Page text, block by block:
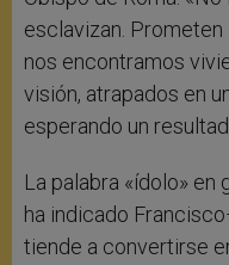
esclavizan. Prometen
nos encontramos
visión, atrapados en
esperando un
La palabra «ídolo»
ha indicado
tiende a convertirse